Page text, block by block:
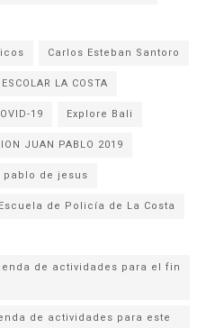
Carlos Esteban Santoro
LA COSTA
19
Explore Bali
JUAN PABLO 2019
pablo de jesus
de actividades para el fin
de actividades para este